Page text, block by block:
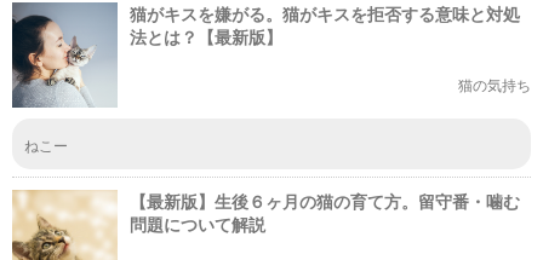
猫がキスを嫌がる。猫がキスを拒否する意味と対処
法とは？【最新版】
猫の気持ち
ねこー
【最新版】生後６ヶ月の猫の育て方。留守番・噛む
問題について解説